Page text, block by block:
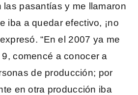
las pasantías y me llamaron
iba a quedar efectivo, ¡no
“En el 2007 ya me
comencé a conocer a
de producción; por
en otra producción iba